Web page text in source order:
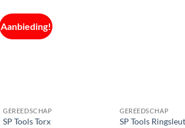
Aanbieding!
GEREEDSCHAP
SP Tools Torx
GEREEDSCHAP
SP Tools